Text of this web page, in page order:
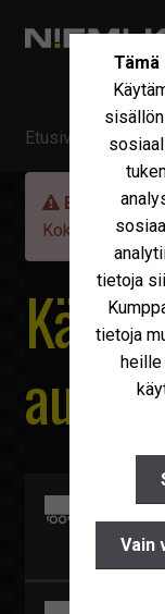
Siirry
Siirry
Vaihtokoneet
Uudet Ivecot
Iveco Huolto
Iveco Varaosat
Miksi Niemi-
Yhteystiedot
Pyydä tarjous
Ajankohtaista
Etusivu /
Etsimäsi
Kokeile
autot
tietoja
tietoja
heille
Vain